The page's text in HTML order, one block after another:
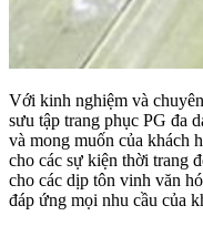
Với kinh nghiệm và
sưu tập trang phục PG đa
và mong muốn của khách
cho các sự kiện thời trang
cho các dịp tôn vinh văn
đáp ứng mọi nhu cầu của